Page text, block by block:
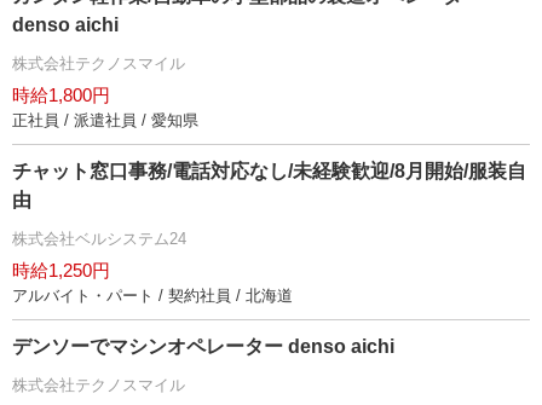
denso aichi
株式会社テクノスマイル
時給1,800円
正社員 / 派遣社員 / 愛知県
チャット窓口事務/電話対応なし/未経験歓迎/8月開始/服装自
由
株式会社ベルシステム24
時給1,250円
アルバイト・パート / 契約社員 / 北海道
デンソーでマシンオペレーター denso aichi
株式会社テクノスマイル